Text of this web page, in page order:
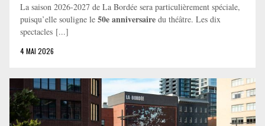
La saison 2026-2027 de La Bordée sera particulièrement spéciale,
puisqu’elle souligne le 50e anniversaire du théâtre. Les dix
spectacles [...]
4 MAI 2026